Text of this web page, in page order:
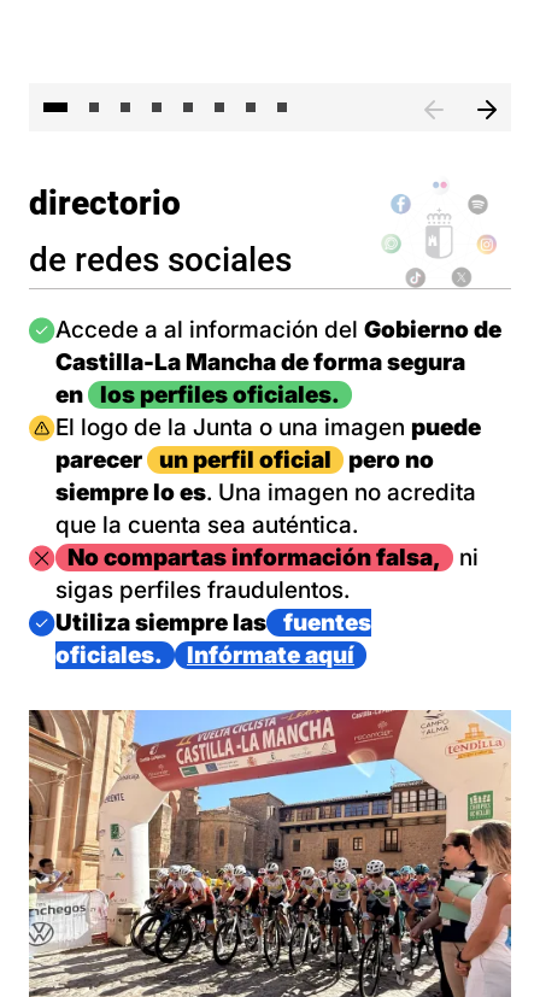
directorio
de redes sociales
Imagen
Accede a al información del Gobierno de
Castilla-La Mancha de forma segura
en
los perfiles oficiales.
Imagen
El logo de la Junta o una imagen puede
parecer
un perfil oficial
pero no
siempre lo es. Una imagen no acredita
que la cuenta sea auténtica.
ImagenNo compartas información falsa,
ni
sigas perfiles fraudulentos.
Imagen
Utiliza siempre las
fuentes
oficiales.
Infórmate aquí